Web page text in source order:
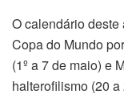
O calendário
Copa do Mundo
(1º a 7 de maio) e
halterofilismo (20